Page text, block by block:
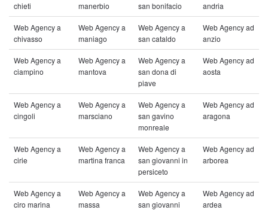
chieti
manerbio
san bonifacio
andria
Web Agency a
chivasso
Web Agency a
maniago
Web Agency a
san cataldo
Web Agency ad
anzio
Web Agency a
ciampino
Web Agency a
mantova
Web Agency a
san dona di
piave
Web Agency ad
aosta
Web Agency a
cingoli
Web Agency a
marsciano
Web Agency a
san gavino
monreale
Web Agency ad
aragona
Web Agency a
cirie
Web Agency a
martina franca
Web Agency a
san giovanni in
persiceto
Web Agency ad
arborea
Web Agency a
ciro marina
Web Agency a
massa
Web Agency a
san giovanni
Web Agency ad
ardea